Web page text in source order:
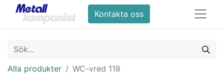
Kontakta oss
Alla produkter WC-vred 118